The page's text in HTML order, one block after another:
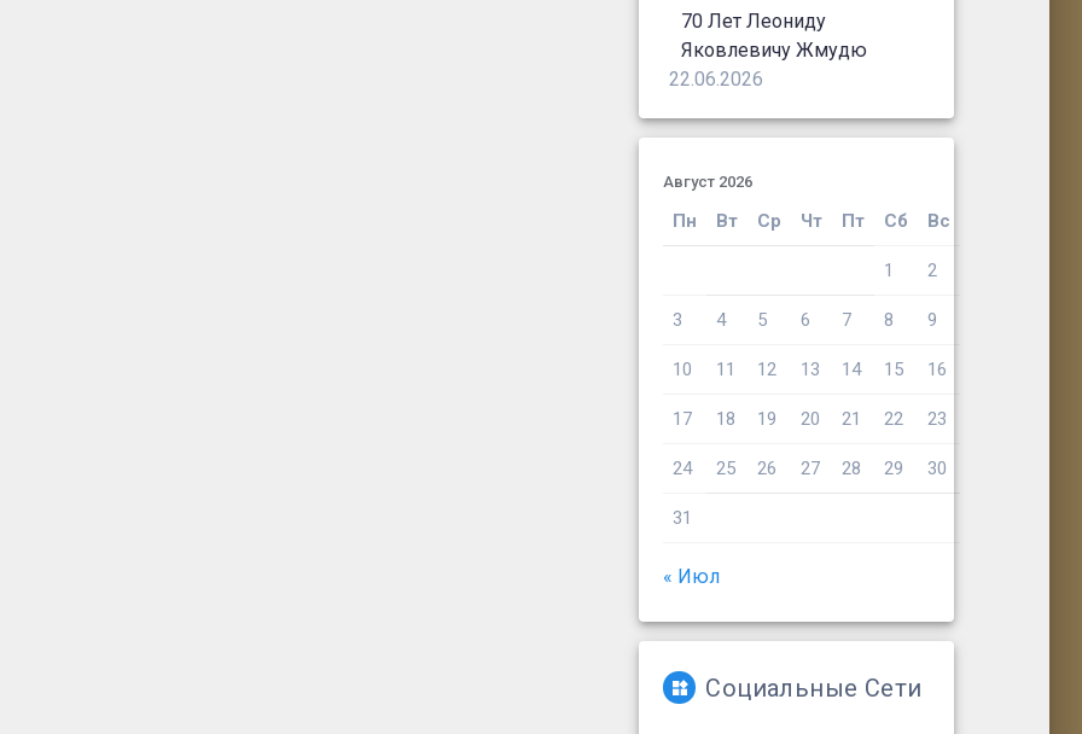
70 Лет Леониду
Яковлевичу Жмудю
22.06.2026
Август 2026
Пн Вт Ср Чт Пт Сб Вс
1 2
3 4 5 6 7 8 9
10 11 12 13 14 15 16
17 18 19 20 21 22 23
24 25 26 27 28 29 30
31
« Июл
Социальные Сети